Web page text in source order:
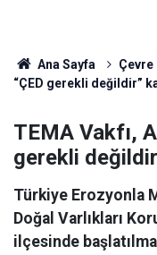
Ana Sayfa Çevre
“ÇED gerekli değildir”
TEMA Vakfı,
gerekli
Türkiye Erozyonla
Doğal Varlıkları
ilçesinde